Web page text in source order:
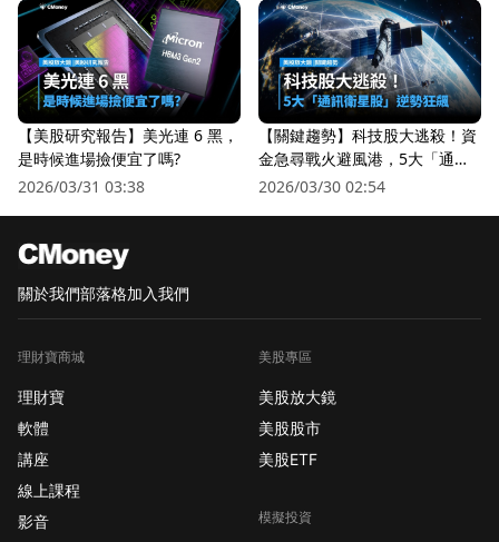
【美股研究報告】美光連 6 黑，
是時候進場撿便宜了嗎?
2026/03/31 03:38
【關鍵趨勢】科技股大逃殺！資
金急尋戰火避風港，5大「通訊
衛星股」逆勢狂飆
2026/03/30 02:54
關於我們部落格加入我們
理財寶商城
理財寶
軟體
講座
線上課程
影音
美股專區
美股放大鏡
美股股市
美股ETF
模擬投資